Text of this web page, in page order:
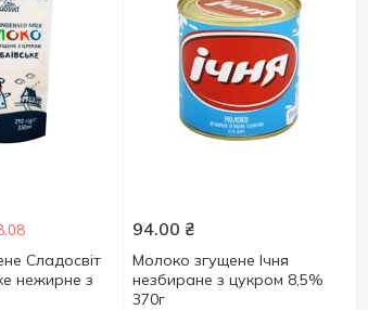
Сладосвіт
нежирне з
94.00 ₴
Молоко згущене Ічня
незбиране з цукром 8,5%
370г